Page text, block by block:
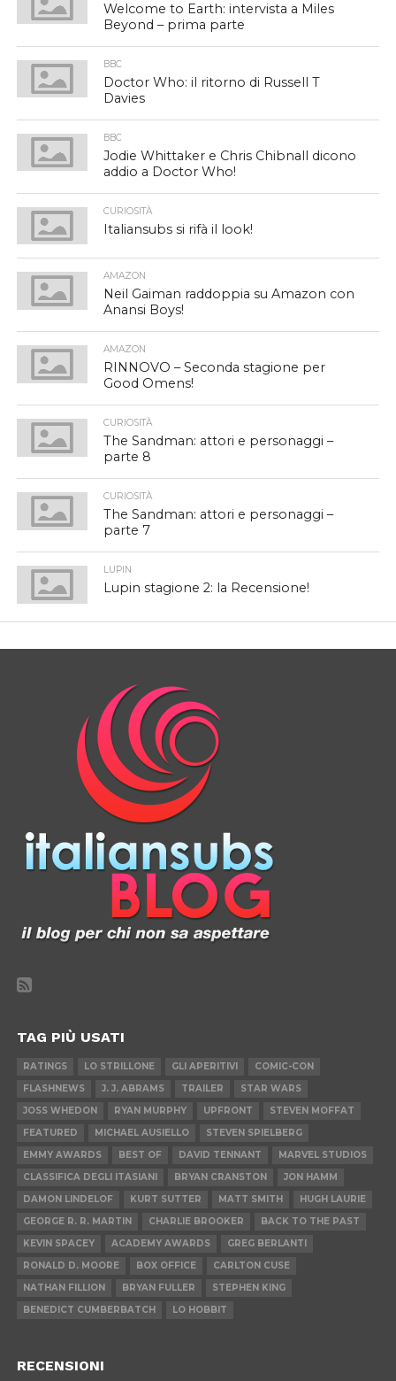
Welcome to Earth: intervista a Miles
Beyond – prima parte
BBC
Doctor Who: il ritorno di Russell T
Davies
BBC
Jodie Whittaker e Chris Chibnall dicono
addio a Doctor Who!
CURIOSITÀ
Italiansubs si rifà il look!
AMAZON
Neil Gaiman raddoppia su Amazon con
Anansi Boys!
AMAZON
RINNOVO – Seconda stagione per
Good Omens!
CURIOSITÀ
The Sandman: attori e personaggi –
parte 8
CURIOSITÀ
The Sandman: attori e personaggi –
parte 7
LUPIN
Lupin stagione 2: la Recensione!
TAG PIÙ USATI
RATINGS LO STRILLONE GLI APERITIVI
COMIC-CON
FLASHNEWS
J. J. ABRAMS TRAILER
STAR WARS
JOSS WHEDON
RYAN MURPHY UPFRONT
STEVEN MOFFAT
FEATURED
MICHAEL AUSIELLO
STEVEN SPIELBERG
EMMY AWARDS
BEST OF DAVID TENNANT
MARVEL STUDIOS
CLASSIFICA DEGLI ITASIANI
BRYAN CRANSTON
JON HAMM
DAMON LINDELOF
KURT SUTTER MATT SMITH
HUGH LAURIE
GEORGE R. R. MARTIN
CHARLIE BROOKER
BACK TO THE PAST
KEVIN SPACEY
ACADEMY AWARDS
GREG BERLANTI
RONALD D. MOORE
BOX OFFICE
CARLTON CUSE
NATHAN FILLION
BRYAN FULLER
STEPHEN KING
BENEDICT CUMBERBATCH
LO HOBBIT
RECENSIONI